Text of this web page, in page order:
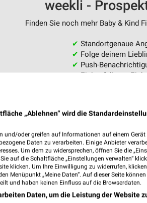
weekli -
Finden Sie noch mehr Baby & Kind
✔ Standortgenaue
✔ Folge deinem
✔ Push-
✔Einkaufsliste -
„Ablehnen“ wird die
und/oder greifen auf Informationen auf einem Gerät
Daten zu verarbeiten. Einige Anbieter
Um dem zu widersprechen, öffnen Sie die
auf die Schaltfläche „Einstellungen verwalten“
klicken. Um Ihre Einwilligung zu widerrufen,
Menüpunkt „Meine Daten“. Auf dieser Seite
und haben keinen Einfluss auf die Browserdaten.
Daten, um die Leistung der Website